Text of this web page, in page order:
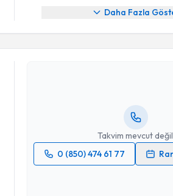
Daha Fazla
Takvim mevcut
0 (850) 474 61 77
Randevu Takvimi Talebi
Uzm. Dr. Arzu Şengöz